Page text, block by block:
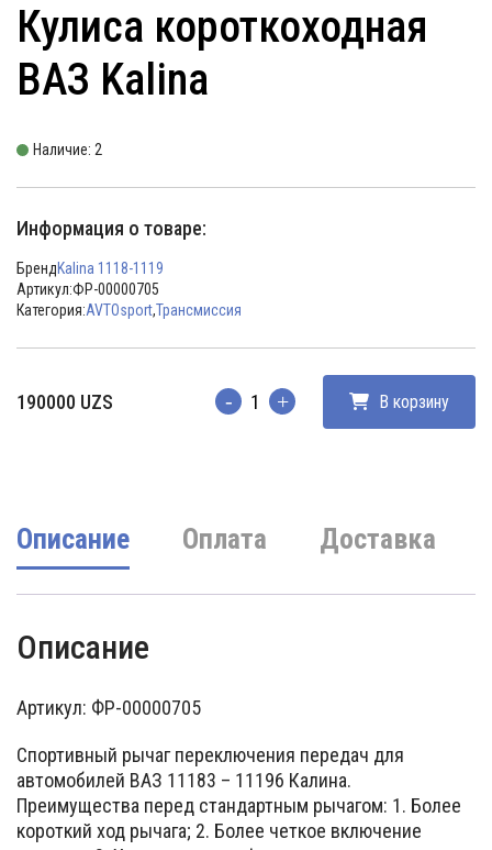
Кулиса короткоходная
ВАЗ Kalina
Наличие: 2
Информация о товаре:
БрендKalina 1118-1119
Артикул:ФР-00000705
Категория:AVTOsport,Трансмиссия
190000 UZS Количество В корзину
Описание Оплата Доставка
Описание
Артикул: ФР-00000705
Спортивный рычаг переключения передач для
автомобилей ВАЗ 11183 – 11196 Калина.
Преимущества перед стандартным рычагом: 1. Более
короткий ход рычага; 2. Более четкое включение